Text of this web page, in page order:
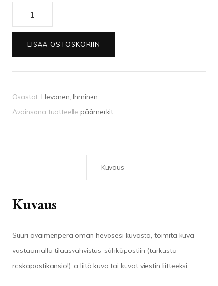
Päämerkit-
avaimenperä
määrä
LISÄÄ OSTOSKORIIN
Osastot: Hevonen, Ihminen
Avainsana tuotteelle päämerkit
Kuvaus
Kuvaus
Suuri avaimenperä oman hevosesi kuvasta, toimita kuva
vastaamalla tilausvahvistus-sähköpostiin (tarkasta
roskapostikansio!) ja liitä kuva tai kuvat viestin liitteeksi.